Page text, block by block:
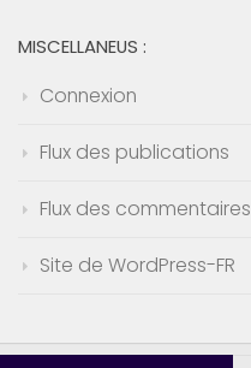
MISCELLANEUS :
Connexion
Flux des publications
Flux des commentaires
Site de WordPress-FR